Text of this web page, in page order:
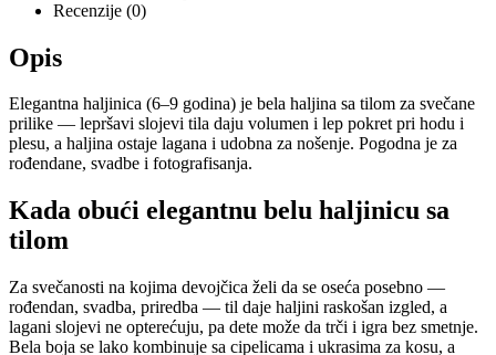
Recenzije (0)
Opis
Elegantna haljinica (6–9 godina) je bela haljina sa tilom za svečane
prilike — lepršavi slojevi tila daju volumen i lep pokret pri hodu i
plesu, a haljina ostaje lagana i udobna za nošenje. Pogodna je za
rođendane, svadbe i fotografisanja.
Kada obući elegantnu belu haljinicu sa
tilom
Za svečanosti na kojima devojčica želi da se oseća posebno —
rođendan, svadba, priredba — til daje haljini raskošan izgled, a
lagani slojevi ne opterećuju, pa dete može da trči i igra bez smetnje.
Bela boja se lako kombinuje sa cipelicama i ukrasima za kosu, a